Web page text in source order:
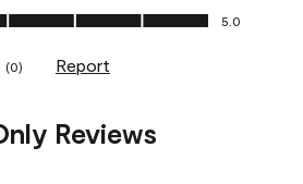
out of 5
5.0
(0) Report
Reviews